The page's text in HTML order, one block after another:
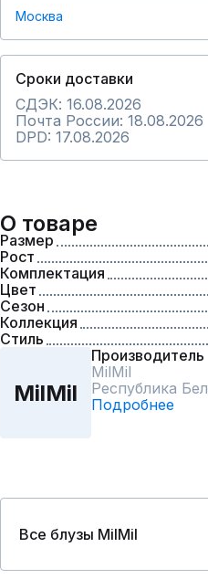
Москва
Сроки доставки
СДЭК: 16.08.2026
Почта России: 18.08.2026
DPD: 17.08.2026
О товаре
Размер
Рост
Комплектация
Цвет
Сезон
Коллекция
Стиль
MilMil
Производитель
MilMil
Республика
Подробнее
Все блузы MilMil